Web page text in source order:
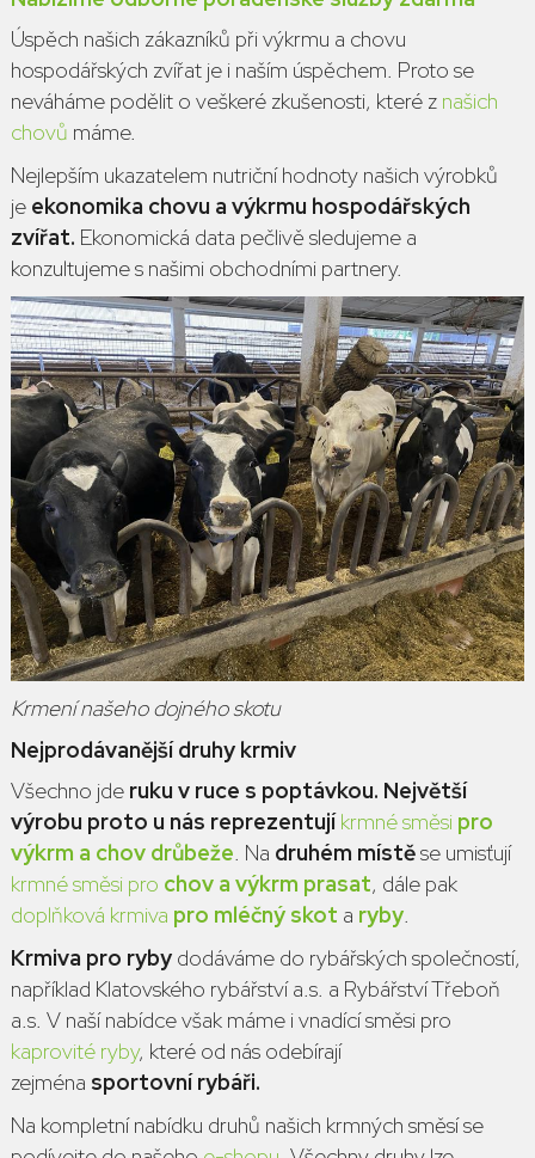
Úspěch našich zákazníků při výkrmu a chovu
hospodářských zvířat je i naším úspěchem. Proto se
neváháme podělit o veškeré zkušenosti, které z našich
chovů máme.
Nejlepším ukazatelem nutriční hodnoty našich výrobků
je ekonomika chovu a výkrmu hospodářských
zvířat. Ekonomická data pečlivě sledujeme a
konzultujeme s našimi obchodními partnery.
Krmení našeho dojného skotu
Nejprodávanější druhy krmiv
Všechno jderuku v ruce s poptávkou. Největší
výrobu proto u nás reprezentují krmné směsi pro
výkrm a chov drůbeže. Na druhém místěse umisťují
krmné směsi pro chov a výkrm prasat, dále pak
doplňková krmiva pro mléčný skot a ryby.
Krmiva pro rybydodáváme do rybářských společností,
například Klatovského rybářství a.s. a Rybářství Třeboň
a.s. V naší nabídce však máme i vnadící směsi pro
kaprovité ryby, které od nás odebírají
zejména sportovní rybáři.
Na kompletní nabídku druhů našich krmných směsí se